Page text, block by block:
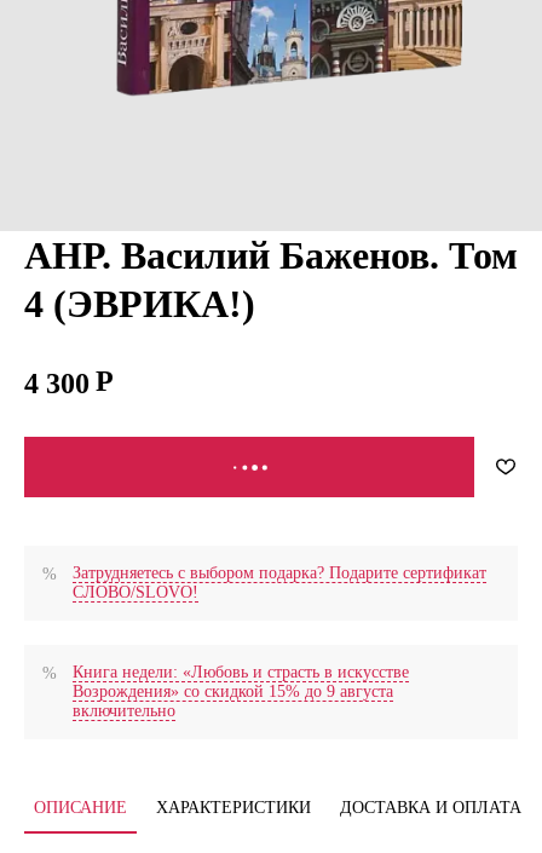
АНР. Василий Баженов. Том
4 (ЭВРИКА!)
4 300
В КОРЗИНУ
Затрудняетесь с выбором подарка? Подарите сертификат
СЛОВО/SLOVO!
Книга недели: «Любовь и страсть в искусстве
Возрождения» со скидкой 15% до 9 августа
включительно
ОПИСАНИЕ ХАРАКТЕРИСТИКИ ДОСТАВКА И ОПЛАТА